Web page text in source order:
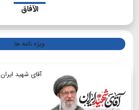
الآفاق
ویژه نامه ها
آقای شهید ایران